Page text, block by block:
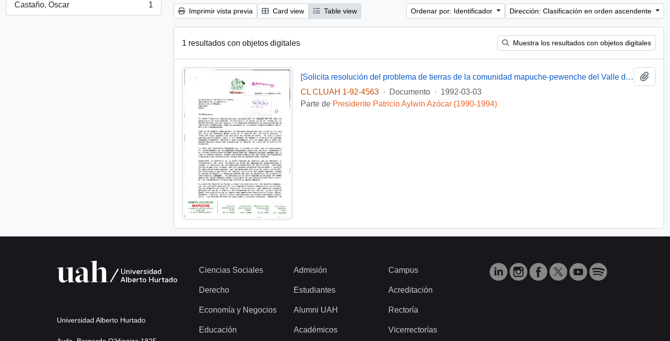
Castaño, Oscar
, 1 resultados
1
Imprimir vista previa Card view Table view Ordenar por: Identificador Dirección: Clasificación en orden ascendente
1 resultados con objetos digitales Muestra los resultados con objetos digitales
[Solicita resolución del problema de tierras de la comunidad mapuche-pewenche del Valle de Quinquén]
CL CLUAH 1-92-4563
· Documento · 1992-03-03
Parte de Presidente Patricio Aylwin Azócar (1990-1994)
Universidad Alberto Hurtado
Ciencias Sociales
Derecho
Economía y Negocios
Educación
Admisión
Estudiantes
Alumni UAH
Académicos
Campus
Acreditación
Rectoría
Vicerrectorías